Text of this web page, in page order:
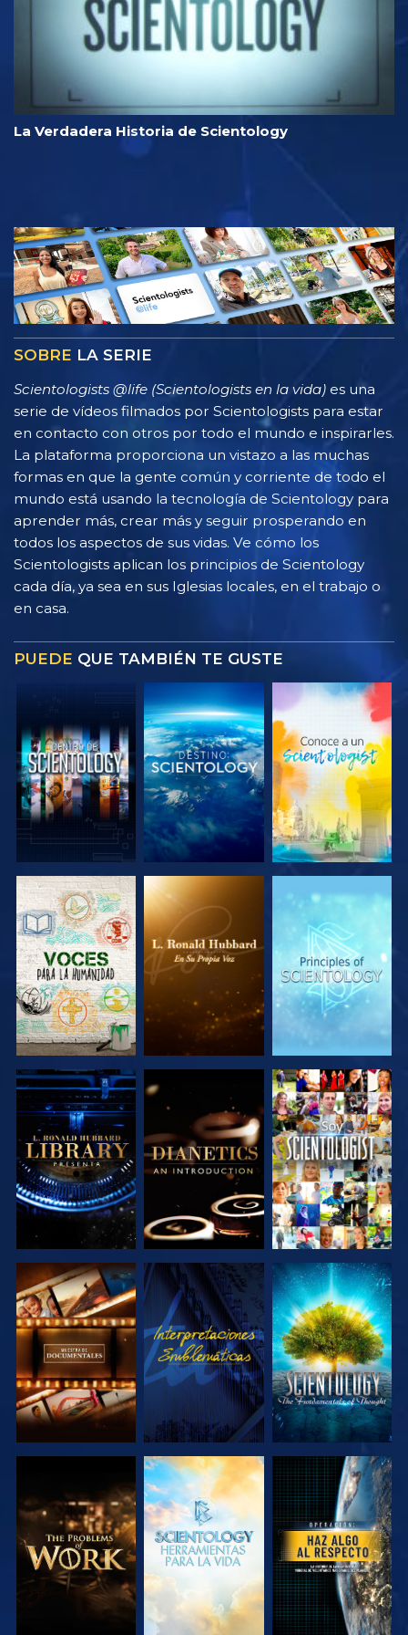
La Verdadera Historia de Scientology
SOBRE LA SERIE
Scientologists @life (Scientologists en la vida) es una
serie de vídeos filmados por Scientologists para estar
en contacto con otros por todo el mundo e inspirarles.
La plataforma proporciona un vistazo a las muchas
formas en que la gente común y corriente de todo el
mundo está usando la tecnología de Scientology para
aprender más, crear más y seguir prosperando en
todos los aspectos de sus vidas. Ve cómo los
Scientologists aplican los principios de Scientology
cada día, ya sea en sus Iglesias locales, en el trabajo o
en casa.
PUEDE QUE TAMBIÉN TE GUSTE
EXPLORA LAS
SERIES
EXPLORA LAS
SERIES
EXPLORA LAS
SERIES
EXPLORA LAS
SERIES
EXPLORA LAS
SERIES
VE
EXPLORA LAS
SERIES
VE
EXPLORA LAS
SERIES
EXPLORA LAS
SERIES
EXPLORA LAS
SERIES
VE